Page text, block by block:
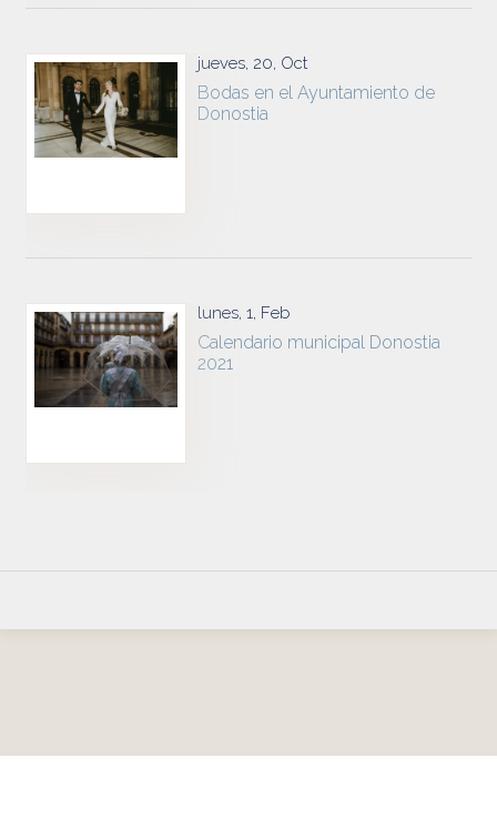
jueves, 20, Oct
Bodas en el Ayuntamiento de
Donostia
lunes, 1, Feb
Calendario municipal Donostia
2021